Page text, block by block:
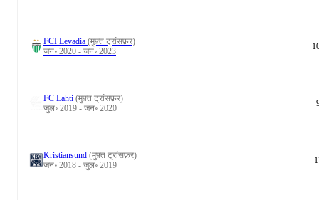
FCI Levadia (मुफ़्त ट्रांसफ़र)
जन॰ 2020 - जन॰ 2023
FC Lahti (मुफ़्त ट्रांसफ़र)
जुल॰ 2019 - जन॰ 2020
Kristiansund (मुफ़्त ट्रांसफ़र)
जन॰ 2018 - जुल॰ 2019